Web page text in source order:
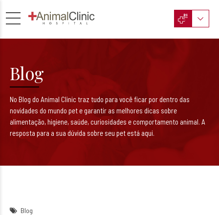
Blog
No Blog do Animal Clinic traz tudo para você ficar por dentro das
novidades do mundo pet e garantir as melhores dicas sobre
alimentação, higiene, saúde, curiosidades e comportamento animal. A
resposta para a sua dúvida sobre seu pet está aqui.
Blog